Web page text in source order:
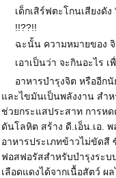
เด็กเสิร์ฟตะโกนเสียงดั
!!??!!
ฉะนั้น ความหมายของ
เอาเป็นว่า จะกินอะไร
อาหารบำรุงจิต หรืออีก
และไขมันเป็นพลังงาน สำห
ช่วยกระแสประสาท การห
ดันโลหิต สร้าง ดี.เอ็น.เอ.
อาหารประเภทข้าวไม่ขัดสี
ฟอสฟอรัสสำหรับบำรุงระบ
เลือดแดงได้จากเนื้อสัตว์ ผ